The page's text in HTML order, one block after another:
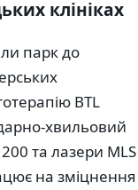
клініках
парк до
BTL
хвильовий
та лазери MLS
на зміцнення